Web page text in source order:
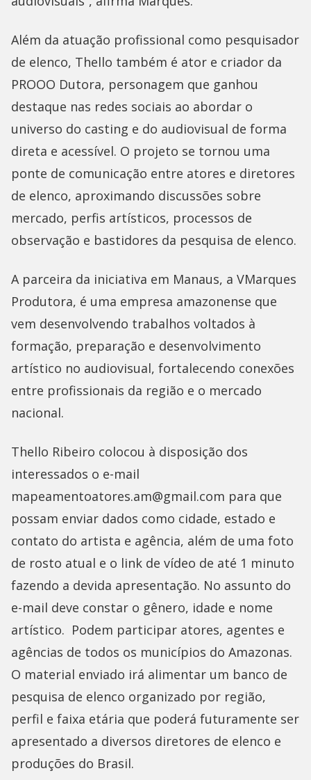
Além da atuação profissional como pesquisador
de elenco, Thello também é ator e criador da
PROOO Dutora, personagem que ganhou
destaque nas redes sociais ao abordar o
universo do casting e do audiovisual de forma
direta e acessível. O projeto se tornou uma
ponte de comunicação entre atores e diretores
de elenco, aproximando discussões sobre
mercado, perfis artísticos, processos de
observação e bastidores da pesquisa de elenco.
A parceira da iniciativa em Manaus, a VMarques
Produtora, é uma empresa amazonense que
vem desenvolvendo trabalhos voltados à
formação, preparação e desenvolvimento
artístico no audiovisual, fortalecendo conexões
entre profissionais da região e o mercado
nacional.
Thello Ribeiro colocou à disposição dos
interessados o e-mail
mapeamentoatores.am@gmail.com para que
possam enviar dados como cidade, estado e
contato do artista e agência, além de uma foto
de rosto atual e o link de vídeo de até 1 minuto
fazendo a devida apresentação. No assunto do
e-mail deve constar o gênero, idade e nome
artístico. Podem participar atores, agentes e
agências de todos os municípios do Amazonas.
O material enviado irá alimentar um banco de
pesquisa de elenco organizado por região,
perfil e faixa etária que poderá futuramente ser
apresentado a diversos diretores de elenco e
produções do Brasil.